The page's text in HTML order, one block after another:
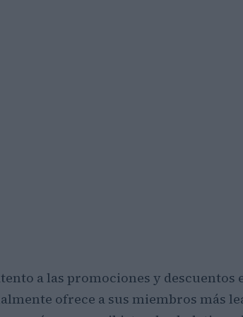
a las promociones y descuentos
ofrece a sus miembros más